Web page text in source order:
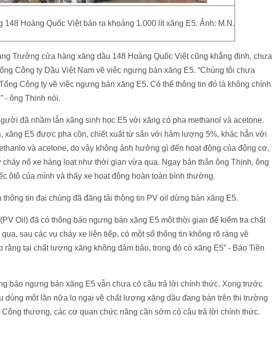
148 Hoàng Quốc Việt bán ra khoảng 1.000 lít xăng E5. Ảnh: M.N.
Trưởng cửa hàng xăng dầu 148 Hoàng Quốc Việt cũng khẳng định, chưa
Công ty Dầu Việt Nam về việc ngưng bán xăng E5. “Chúng tôi chưa
Công ty về việc ngưng bán xăng E5. Có thể thông tin đó là không chính
- ông Thịnh nói.
đã nhầm lẫn xăng sinh học E5 với xăng có pha methanol và acetone.
xăng E5 được pha cồn, chiết xuất từ sắn với hàm lượng 5%, khác hẳn với
và acetone, do vậy không ảnh hưởng gì đến hoạt động của động cơ,
nổ xe hàng loạt như thời gian vừa qua. Ngay bản thân ông Thịnh, ông
ôtô của mình và thấy xe hoạt động hoàn toàn bình thường.
tin đại chúng đã đăng tải thông tin PV oil dừng bán xăng E5.
Oil) đã có thông báo ngưng bán xăng E5 một thời gian để kiểm tra chất
sau các vụ cháy xe liên tiếp, có một số thông tin không rõ ràng về
rằng tại chất lượng xăng không đảm bảo, trong đó có xăng E5” - Báo Tiền
báo ngưng bán xăng E5 vẫn chưa có câu trả lời chính thức. Xong trước
dùng một lần nữa lo ngại về chất lượng xăng dầu đang bán trên thị trường
thương, các cơ quan chức năng cần sớm có câu trả lời chính thức.